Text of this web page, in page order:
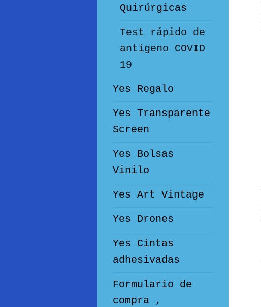
Quirúrgicas
Test rápido de
antígeno COVID
19
Yes Regalo
Yes Transparente
Screen
Yes Bolsas
Vinilo
Yes Art Vintage
Yes Drones
Yes Cintas
adhesivadas
Formulario de
compra ,